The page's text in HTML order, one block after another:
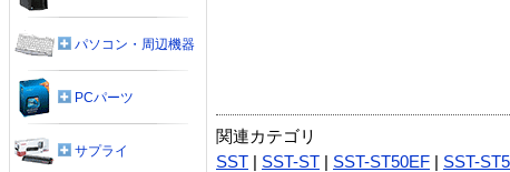
関連カテゴリ
SST
SST-ST SST-ST50EF SST-
パソコン・周辺機器
PCパーツ
サプライ